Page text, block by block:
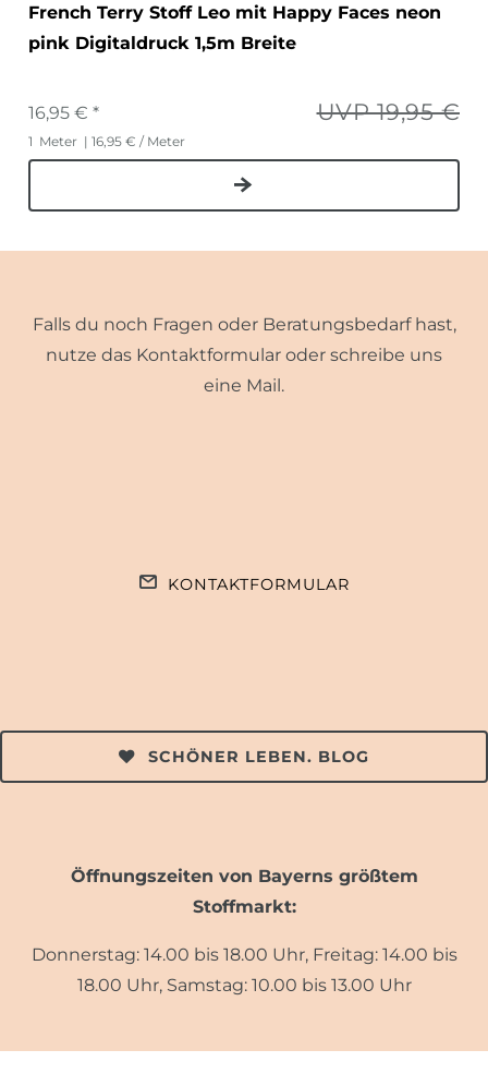
French Terry Stoff Leo mit Happy Faces neon
pink Digitaldruck 1,5m Breite
UVP 19,95 €
16,95 € *
1 Meter | 16,95 € / Meter
Falls du noch Fragen oder Beratungsbedarf hast,
nutze das Kontaktformular oder schreibe uns
eine Mail.
KONTAKTFORMULAR
SCHÖNER LEBEN. BLOG
Öffnungszeiten von Bayerns größtem
Stoffmarkt:
Donnerstag: 14.00 bis 18.00 Uhr, Freitag: 14.00 bis
18.00 Uhr, Samstag: 10.00 bis 13.00 Uhr